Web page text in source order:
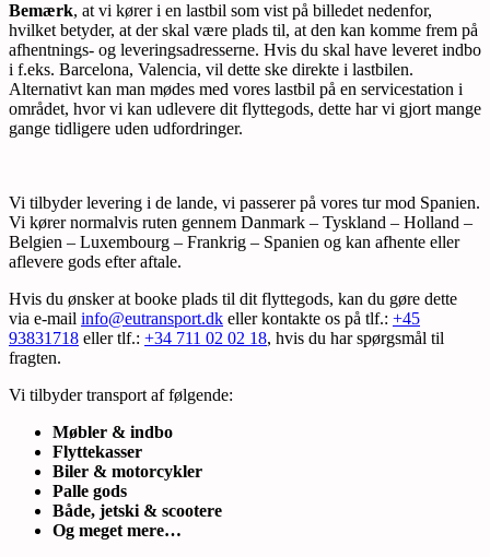
Bemærk, at vi kører i en lastbil som vist på billedet nedenfor,
hvilket betyder, at der skal være plads til, at den kan komme frem på
afhentnings- og leveringsadresserne. Hvis du skal have leveret indbo
i f.eks. Barcelona, Valencia, vil dette ske direkte i lastbilen.
Alternativt kan man mødes med vores lastbil på en servicestation i
området, hvor vi kan udlevere dit flyttegods, dette har vi gjort mange
gange tidligere uden udfordringer.
Vi tilbyder levering i de lande, vi passerer på vores tur mod Spanien.
Vi kører normalvis ruten gennem Danmark – Tyskland – Holland –
Belgien – Luxembourg – Frankrig – Spanien og kan afhente eller
aflevere gods efter aftale.
Hvis du ønsker at booke plads til dit flyttegods, kan du gøre dette
via e-mail info@eutransport.dk eller kontakte os på tlf.: +45
93831718 eller tlf.: +34 711 02 02 18, hvis du har spørgsmål til
fragten.
Vi tilbyder transport af følgende:
Møbler & indbo
Flyttekasser
Biler & motorcykler
Palle gods
Både, jetski & scootere
Og meget mere…